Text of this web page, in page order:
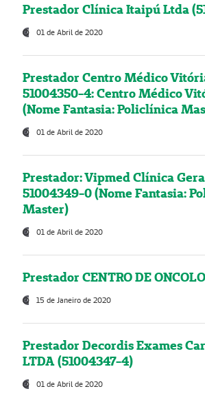
Prestador Clínica Itaipú Ltda
01 de Abril de 2020
Prestador Centro Médico
51004350-4: Centro Médico
(Nome Fantasia: Policlínica
01 de Abril de 2020
Prestador: Vipmed Clínica
51004349-0 (Nome Fantasia:
Master)
01 de Abril de 2020
Prestador CENTRO DE
15 de Janeiro de 2020
Prestador Decordis Exames
LTDA (51004347-4)
01 de Abril de 2020